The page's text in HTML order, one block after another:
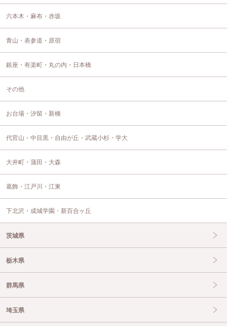
六本木・麻布・赤坂
青山・表参道・原宿
銀座・有楽町・丸の内・日本橋
その他
お台場・汐留・新橋
代官山・中目黒・自由が丘・武蔵小杉・学大
大井町・蒲田・大森
葛飾・江戸川・江東
下北沢・成城学園・新百合ヶ丘
茨城県
栃木県
群馬県
埼玉県